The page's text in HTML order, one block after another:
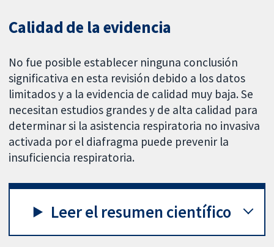
Calidad de la evidencia
No fue posible establecer ninguna conclusión
significativa en esta revisión debido a los datos
limitados y a la evidencia de calidad muy baja. Se
necesitan estudios grandes y de alta calidad para
determinar si la asistencia respiratoria no invasiva
activada por el diafragma puede prevenir la
insuficiencia respiratoria.
Leer el resumen científico